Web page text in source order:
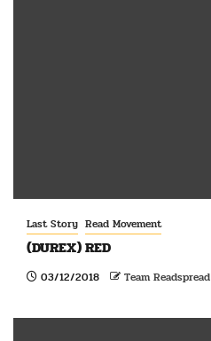
Last Story Read Movement
(DUREX) RED
03/12/2018 Team Readspread